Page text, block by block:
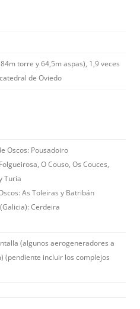
torre y 64,5m aspas), 1,9 veces
de Oviedo
Oscos: Pousadoiro
O Couso, Os Couces,
Turía
As Toleiras y Batribán
Cerdeira
(algunos aerogeneradores a
(pendiente incluir los complejos